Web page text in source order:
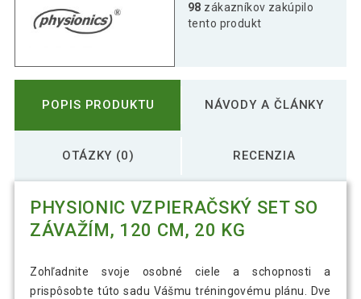
98 zákazníkov zakúpilo
tento produkt
POPIS PRODUKTU NÁVODY A ČLÁNKY
OTÁZKY (0) RECENZIA
PHYSIONIC VZPIERAČSKÝ SET SO
ZÁVAŽÍM, 120 CM, 20 KG
Zohľadnite svoje osobné ciele a schopnosti a
prispôsobte túto sadu Vášmu tréningovému plánu. Dve